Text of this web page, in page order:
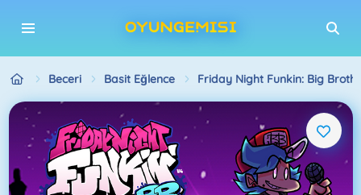
Beceri Basit Eğlence Friday Night Funkin: Big